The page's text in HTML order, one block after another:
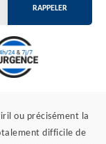
ou précisément la
difficile de